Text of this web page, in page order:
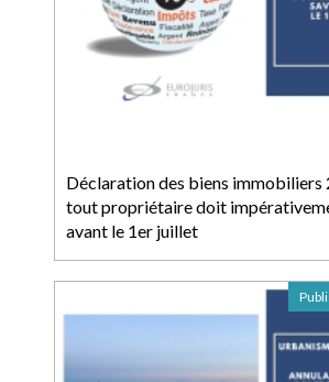
Déclaration des biens immobiliers
tout propriétaire doit
avant le 1er juillet